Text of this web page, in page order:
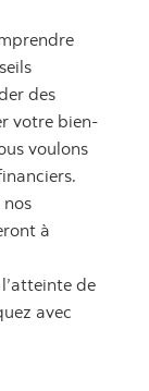
des
votre bien-
voulons
à
de
avec